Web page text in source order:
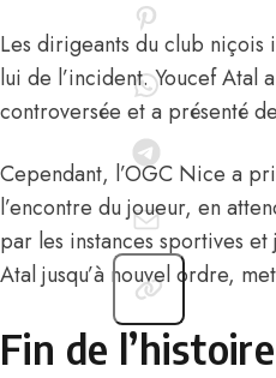
Les dirigeants du club niçois
lui de l’incident. Youcef
controversée et a présenté
Cependant, l’OGC Nice a
l’encontre du joueur, en
par les instances sportives
Atal jusqu’à nouvel ordre,
Fin de